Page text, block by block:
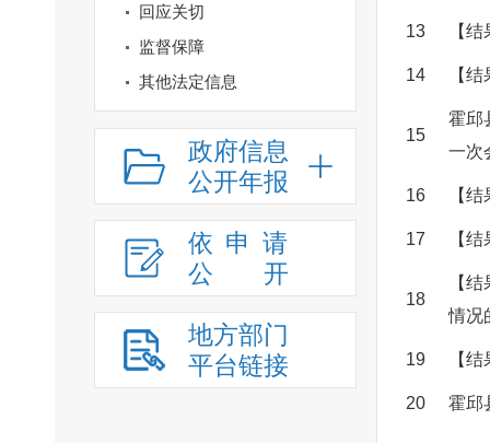
回应关切
监督保障
其他法定信息
政府信息
公开年报
依申请
公
开
地方部门
平台链接
13 【
14 【
15
霍邱
一次
16 【
17 【
18
【
情况
19 【
20 霍邱